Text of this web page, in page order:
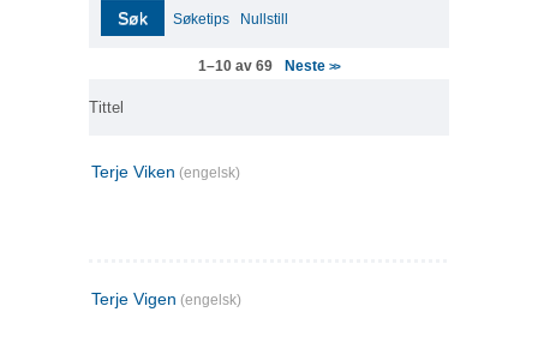
Søk Søketips Nullstill
1–10 av 69 Neste>>
Tittel
Terje Viken (engelsk)
Terje Vigen (engelsk)